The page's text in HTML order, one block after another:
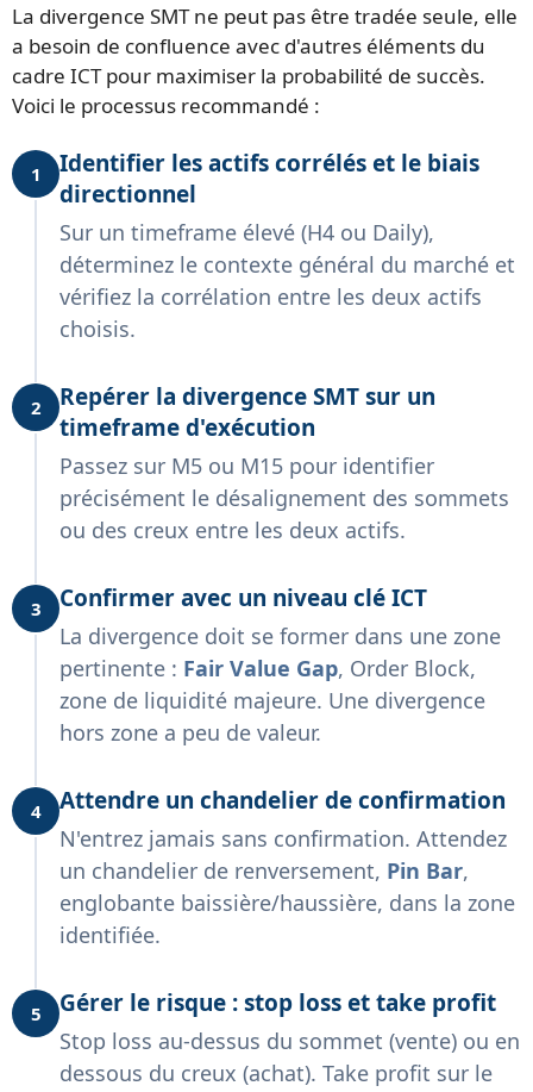
La divergence SMT ne peut pas être tradée seule, elle
a besoin de confluence avec d'autres éléments du
cadre ICT pour maximiser la probabilité de succès.
Voici le processus recommandé :
1
Identifier les actifs corrélés et le biais
directionnel
Sur un timeframe élevé (H4 ou Daily),
déterminez le contexte général du marché et
vérifiez la corrélation entre les deux actifs
choisis.
2
Repérer la divergence SMT sur un
timeframe d'exécution
Passez sur M5 ou M15 pour identifier
précisément le désalignement des sommets
ou des creux entre les deux actifs.
3 Confirmer avec un niveau clé ICT
La divergence doit se former dans une zone
pertinente : Fair Value Gap, Order Block,
zone de liquidité majeure. Une divergence
hors zone a peu de valeur.
4 Attendre un chandelier de confirmation
N'entrez jamais sans confirmation. Attendez
un chandelier de renversement, Pin Bar,
englobante baissière/haussière, dans la zone
identifiée.
5 Gérer le risque : stop loss et take profit
Stop loss au-dessus du sommet (vente) ou en
dessous du creux (achat). Take profit sur le